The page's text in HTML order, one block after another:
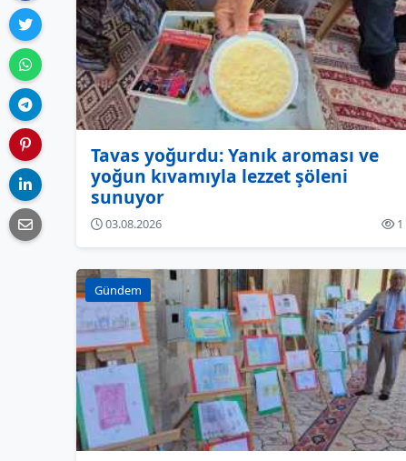
Tavas yoğurdu: Yanık aroması ve
yoğun kıvamıyla lezzet şöleni
sunuyor
03.08.2026 1
Gündem